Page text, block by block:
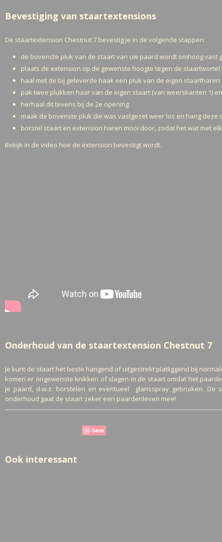
Bevestiging van staartextensions
De staartextension Chestnut 7 bevestig je in de volgende stappen:
de bovenste pluk van de staart van uw paard wordt omhoog vast
plaats de extension op de gewenste hoogte tegen de staartwortel
haal met de bij geleverde haak een pluk van de eigen
pak twee plukken haar van de eigen staart (van weerskanten 1)
herhaal dit tevens bij de 2e opening
maak de bovenste pluk die was vastgezet weer los en hang deze
borstel staart en extension haren mooi door, zodat het wat met
Bekijk in de video hoe de extension bevestigt wordt.
Onderhoud van de staartextension Chestnut 7
Je kunt de staart het beste hangend of uitgestrekt platliggend bij
komen er ongewenste knikken of slagen in de staart omdat het
je paard, d.w.z. borstelen en eventueel glansspray gebruiken.
onderhoud gaat de staart zeker een paardenleven mee!
Save
Ook interessant